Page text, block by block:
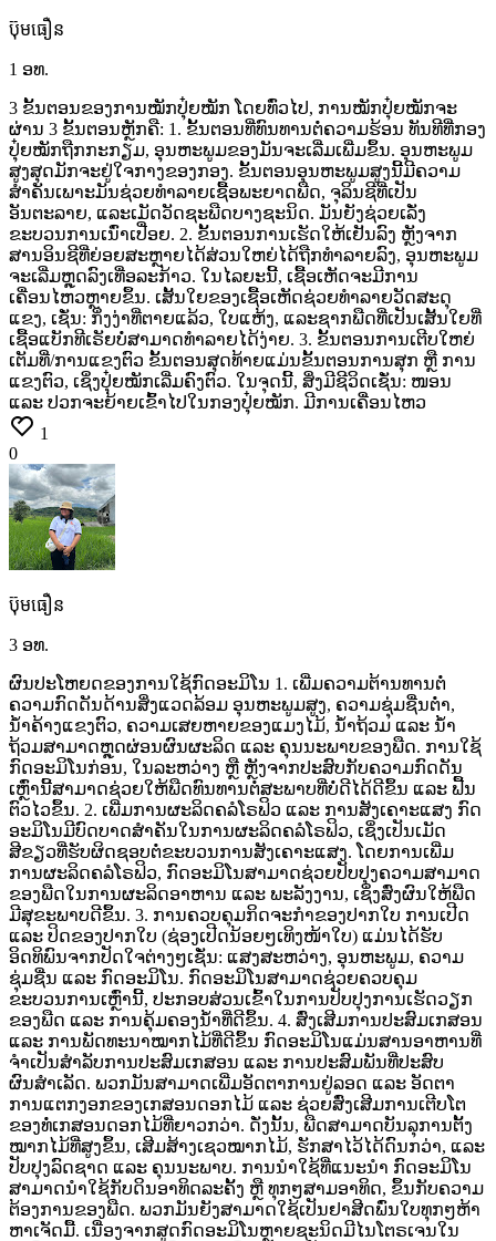
ប៊ុមធឿន
1 ອທ.
3 ຂັ້ນຕອນຂອງການໝັກປຸ໋ຍໝັກ ໂດຍທົ່ວໄປ, ການໝັກປຸ໋ຍໝັກຈະ
ຜ່ານ 3 ຂັ້ນຕອນຫຼັກຄື: 1. ຂັ້ນຕອນທີ່ທົນທານຕໍ່ຄວາມຮ້ອນ ທັນທີທີ່ກອງ
ປຸ໋ຍໝັກຖືກກະກຽມ, ອຸນຫະພູມຂອງມັນຈະເລີ່ມເພີ່ມຂຶ້ນ. ອຸນຫະພູມ
ສູງສຸດມັກຈະຢູ່ໃຈກາງຂອງກອງ. ຂັ້ນຕອນອຸນຫະພູມສູງນີ້ມີຄວາມ
ສຳຄັນເພາະມັນຊ່ວຍທຳລາຍເຊື້ອພະຍາດພືດ, ຈຸລິນຊີທີ່ເປັນ
ອັນຕະລາຍ, ແລະເມັດວັດຊະພືດບາງຊະນິດ. ມັນຍັງຊ່ວຍເລັ່ງ
ຂະບວນການເນົ່າເປື່ອຍ. 2. ຂັ້ນຕອນການເຮັດໃຫ້ເຢັນລົງ ຫຼັງຈາກ
ສານອິນຊີທີ່ຍ່ອຍສະຫຼາຍໄດ້ສ່ວນໃຫຍ່ໄດ້ຖືກທຳລາຍລົງ, ອຸນຫະພູມ
ຈະເລີ່ມຫຼຸດລົງເທື່ອລະກ້າວ. ໃນໄລຍະນີ້, ເຊື້ອເຫັດຈະມີການ
ເຄື່ອນໄຫວຫຼາຍຂຶ້ນ. ເສັ້ນໃຍຂອງເຊື້ອເຫັດຊ່ວຍທຳລາຍວັດສະດຸ
ແຂງ, ເຊັ່ນ: ກິ່ງງ່າທີ່ຕາຍແລ້ວ, ໃບແຫ້ງ, ແລະຊາກພືດທີ່ເປັນເສັ້ນໃຍທີ່
ເຊື້ອແບັກທີເຣັຍບໍ່ສາມາດທຳລາຍໄດ້ງ່າຍ. 3. ຂັ້ນຕອນການເຕີບໃຫຍ່
ເຕັມທີ່/ການແຂງຕົວ ຂັ້ນຕອນສຸດທ້າຍແມ່ນຂັ້ນຕອນການສຸກ ຫຼື ການ
ແຂງຕົວ, ເຊິ່ງປຸ໋ຍໝັກເລີ່ມຄົງຕົວ. ໃນຈຸດນີ້, ສິ່ງມີຊີວິດເຊັ່ນ: ໜອນ
ແລະ ປວກຈະຍ້າຍເຂົ້າໄປໃນກອງປຸ໋ຍໝັກ. ມີການເຄື່ອນໄຫວ
1
0
ប៊ុមធឿន
3 ອທ.
ຜົນປະໂຫຍດຂອງການໃຊ້ກົດອະມິໂນ 1. ເພີ່ມຄວາມຕ້ານທານຕໍ່
ຄວາມກົດດັນດ້ານສິ່ງແວດລ້ອມ ອຸນຫະພູມສູງ, ຄວາມຊຸ່ມຊື່ນຕໍ່າ,
ນ້ຳຄ້າງແຂງຕົວ, ຄວາມເສຍຫາຍຂອງແມງໄມ້, ນ້ຳຖ້ວມ ແລະ ນ້ຳ
ຖ້ວມສາມາດຫຼຸດຜ່ອນຜົນຜະລິດ ແລະ ຄຸນນະພາບຂອງພືດ. ການໃຊ້
ກົດອະມິໂນກ່ອນ, ໃນລະຫວ່າງ ຫຼື ຫຼັງຈາກປະສົບກັບຄວາມກົດດັນ
ເຫຼົ່ານີ້ສາມາດຊ່ວຍໃຫ້ພືດທົນທານຕໍ່ສະພາບທີ່ບໍ່ດີໄດ້ດີຂຶ້ນ ແລະ ຟື້ນ
ຕົວໄວຂຶ້ນ. 2. ເພີ່ມການຜະລິດຄລໍໂຣຟິວ ແລະ ການສັງເຄາະແສງ ກົດ
ອະມິໂນມີບົດບາດສຳຄັນໃນການຜະລິດຄລໍໂຣຟິວ, ເຊິ່ງເປັນເມັດ
ສີຂຽວທີ່ຮັບຜິດຊອບຕໍ່ຂະບວນການສັງເຄາະແສງ. ໂດຍການເພີ່ມ
ການຜະລິດຄລໍໂຣຟິວ, ກົດອະມິໂນສາມາດຊ່ວຍປັບປຸງຄວາມສາມາດ
ຂອງພືດໃນການຜະລິດອາຫານ ແລະ ພະລັງງານ, ເຊິ່ງສົ່ງຜົນໃຫ້ພືດ
ມີສຸຂະພາບດີຂຶ້ນ. 3. ການຄວບຄຸມກິດຈະກຳຂອງປາກໃບ ການເປີດ
ແລະ ປິດຂອງປາກໃບ (ຊ່ອງເປີດນ້ອຍໆເທິງໜ້າໃບ) ແມ່ນໄດ້ຮັບ
ອິດທິພົນຈາກປັດໃຈຕ່າງໆເຊັ່ນ: ແສງສະຫວ່າງ, ອຸນຫະພູມ, ຄວາມ
ຊຸ່ມຊື່ນ ແລະ ກົດອະມິໂນ. ກົດອະມິໂນສາມາດຊ່ວຍຄວບຄຸມ
ຂະບວນການເຫຼົ່ານີ້, ປະກອບສ່ວນເຂົ້າໃນການປັບປຸງການເຮັດວຽກ
ຂອງພືດ ແລະ ການຄຸ້ມຄອງນ້ຳທີ່ດີຂຶ້ນ. 4. ສົ່ງເສີມການປະສົມເກສອນ
ແລະ ການພັດທະນາໝາກໄມ້ທີ່ດີຂຶ້ນ ກົດອະມິໂນແມ່ນສານອາຫານທີ່
ຈຳເປັນສຳລັບການປະສົມເກສອນ ແລະ ການປະສົມພັນທີ່ປະສົບ
ຜົນສຳເລັດ. ພວກມັນສາມາດເພີ່ມອັດຕາການຢູ່ລອດ ແລະ ອັດຕາ
ການແຕກງອກຂອງເກສອນດອກໄມ້ ແລະ ຊ່ວຍສົ່ງເສີມການເຕີບໂຕ
ຂອງທໍ່ເກສອນດອກໄມ້ທີ່ຍາວກວ່າ. ດັ່ງນັ້ນ, ພືດສາມາດບັນລຸການຕັ້ງ
ໝາກໄມ້ທີ່ສູງຂຶ້ນ, ເສີມສ້າງເຊວໝາກໄມ້, ຮັກສາໄວ້ໄດ້ດົນກວ່າ, ແລະ
ປັບປຸງລົດຊາດ ແລະ ຄຸນນະພາບ. ການນຳໃຊ້ທີ່ແນະນຳ ກົດອະມິໂນ
ສາມາດນຳໃຊ້ກັບດິນອາທິດລະຄັ້ງ ຫຼື ທຸກໆສາມອາທິດ, ຂຶ້ນກັບຄວາມ
ຕ້ອງການຂອງພືດ. ພວກມັນຍັງສາມາດໃຊ້ເປັນຢາສີດພົ່ນໃບທຸກໆຫ້າ
ຫາເຈັດມື້. ເນື່ອງຈາກສູດກົດອະມິໂນຫຼາຍຊະນິດມີໄນໂຕຣເຈນໃນ